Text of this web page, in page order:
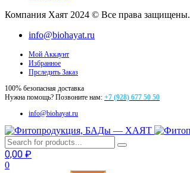
Компания Хаят 2024 © Все права защищены.
info@biohayat.ru
Мой Аккаунт
Избранное
Прследить Заказ
100% безопасная доставка
Нужна помощь? Позвоните нам: +7 (928) 677 50 50
info@biohayat.ru
0,00 ₽
0